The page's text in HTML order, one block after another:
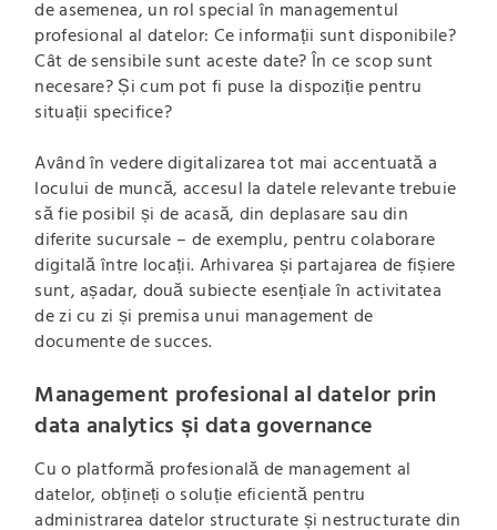
de asemenea, un rol special în managementul
profesional al datelor: Ce informații sunt disponibile?
Cât de sensibile sunt aceste date? În ce scop sunt
necesare? Și cum pot fi puse la dispoziție pentru
situații specifice?
Având în vedere digitalizarea tot mai accentuată a
locului de muncă, accesul la datele relevante trebuie
să fie posibil și de acasă, din deplasare sau din
diferite sucursale – de exemplu, pentru colaborare
digitală între locații. Arhivarea și partajarea de fișiere
sunt, așadar, două subiecte esențiale în activitatea
de zi cu zi și premisa unui management de
documente de succes.
Management profesional al datelor prin
data analytics și data governance
Cu o platformă profesională de management al
datelor, obțineți o soluție eficientă pentru
administrarea datelor structurate și nestructurate din